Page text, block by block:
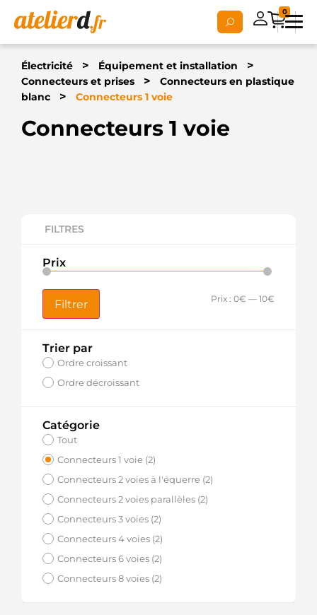
0
Électricité > Équipement et installation >
Connecteurs et prises >
Connecteurs en plastique
blanc
> Connecteurs 1 voie
Connecteurs 1 voie
FILTRES
Prix
Filtrer Prix : 0€ — 10€
Trier par
Ordre croissant
Ordre décroissant
Catégorie
Tout
Connecteurs 1 voie (2)
Connecteurs 2 voies à l'équerre (2)
Connecteurs 2 voies parallèles (2)
Connecteurs 3 voies (2)
Connecteurs 4 voies (2)
Connecteurs 6 voies (2)
Connecteurs 8 voies (2)